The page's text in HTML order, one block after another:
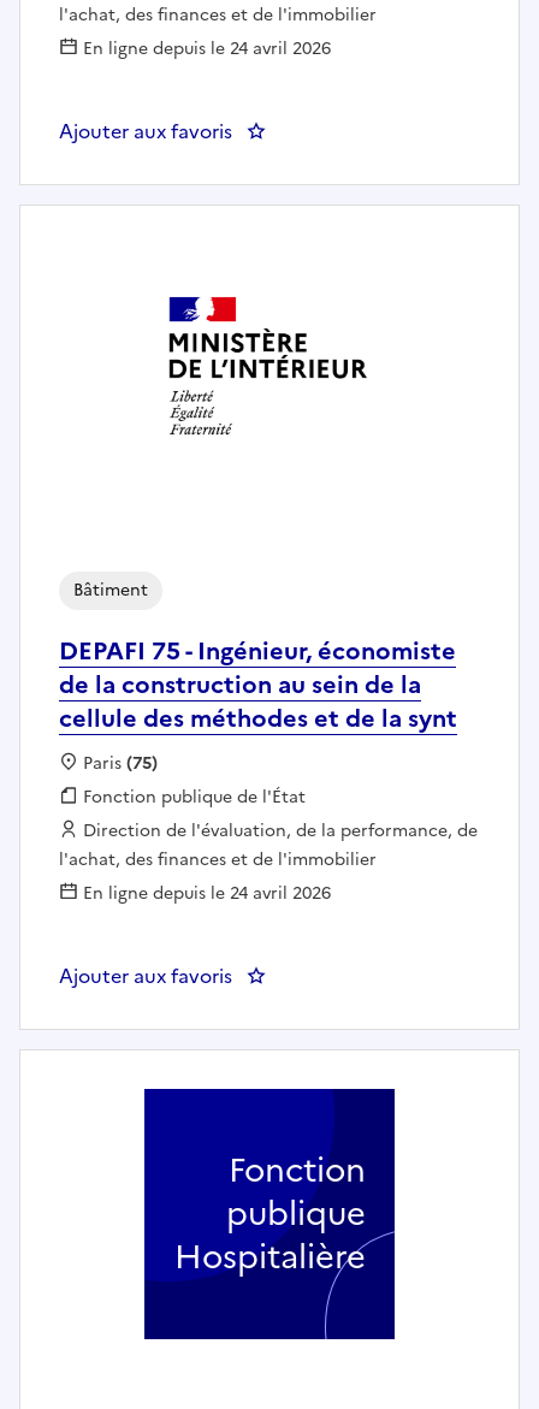
l'achat, des finances et de l'immobilier
En ligne depuis le 24 avril 2026
Ajouter aux favoris : DEPAFI 75 RESPONSABLE DE
DEPAFI 75 - Ingénieur, économiste
de la construction au sein de la
cellule des méthodes et de la synt
Bâtiment
Localisation :
Paris(75)
Fonction publique :
Fonction publique de l'État
Employeur :
Direction de l'évaluation, de la performance, de
l'achat, des finances et de l'immobilier
En ligne depuis le 24 avril 2026
Ajouter aux favoris : DEPAFI 75 - Ingénieur,
Fonction
publique
Hospitalière